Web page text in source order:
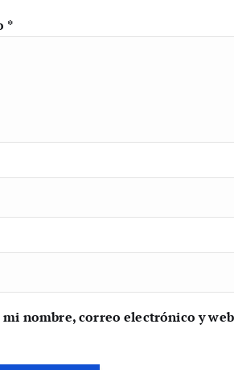
*
mi nombre, correo electrónico y